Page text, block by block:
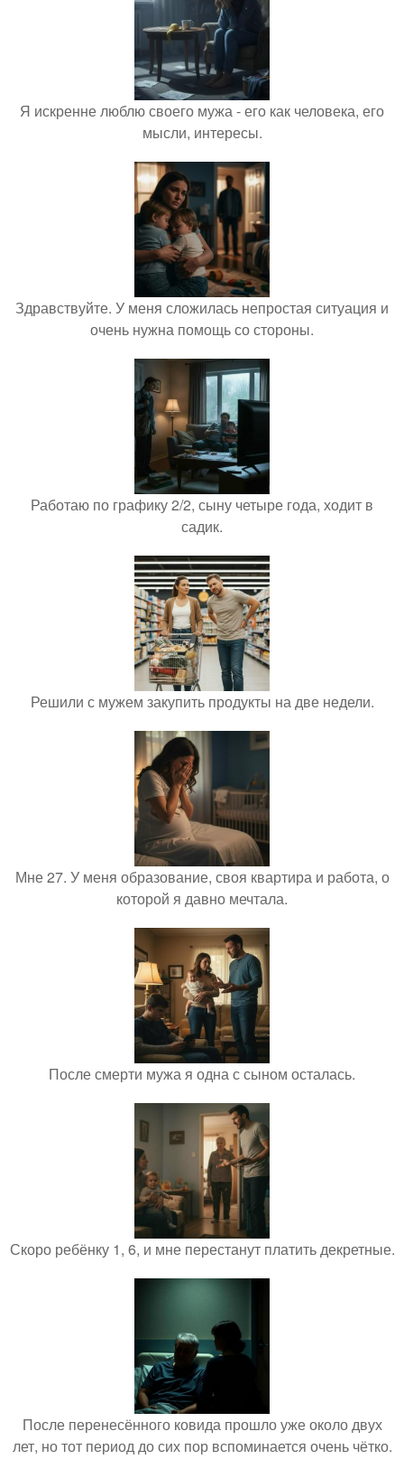
Я искренне люблю своего мужа - его как человека, его
мысли, интересы.
Здравствуйте. У меня сложилась непростая ситуация и
очень нужна помощь со стороны.
Работаю по графику 2/2, сыну четыре года, ходит в
садик.
Решили с мужем закупить продукты на две недели.
Мне 27. У меня образование, своя квартира и работа, о
которой я давно мечтала.
После смерти мужа я одна с сыном осталась.
Скоро ребёнку 1, 6, и мне перестанут платить декретные.
После перенесённого ковида прошло уже около двух
лет, но тот период до сих пор вспоминается очень чётко.